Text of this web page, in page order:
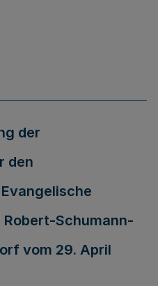
der
den
Schumann-
vom 29. April